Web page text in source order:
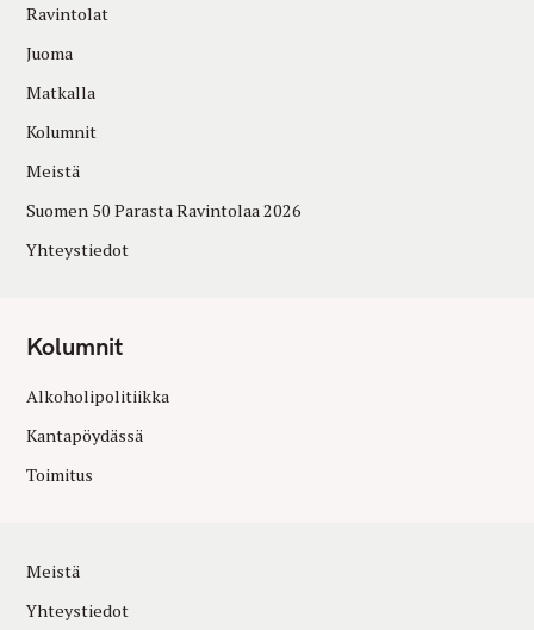
Ravintolat
Juoma
Matkalla
Kolumnit
Meistä
Suomen 50 Parasta Ravintolaa 2026
Yhteystiedot
Kolumnit
Alkoholipolitiikka
Kantapöydässä
Toimitus
Meistä
Yhteystiedot